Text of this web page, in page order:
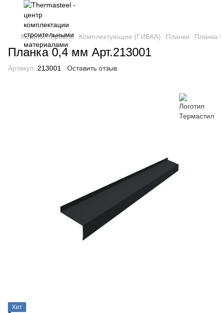
Каталог Кровли Комплектующие (ГИБКА) Планки Планка
Планка 0,4 мм Арт.213001
Артикул: 213001 Оставить отзыв
Хит